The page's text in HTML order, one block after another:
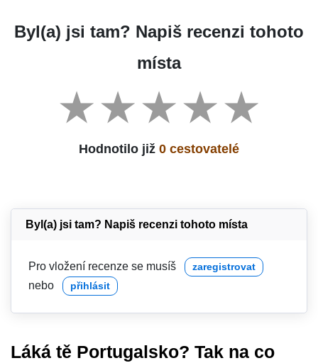
Byl(a) jsi tam? Napiš recenzi tohoto
místa
Hodnotilo již 0 cestovatelé
Byl(a) jsi tam? Napiš recenzi tohoto místa
Pro vložení recenze se musíš zaregistrovat
nebo přihlásit
Láká tě Portugalsko? Tak na co